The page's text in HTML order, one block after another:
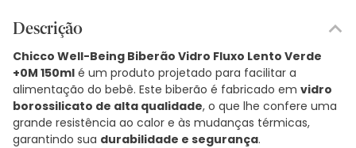
Descrição
Chicco Well-Being Biberão Vidro Fluxo Lento Verde
+0M 150ml é um produto projetado para facilitar a
alimentação do bebê. Este biberão é fabricado em vidro
borossilicato de alta qualidade, o que lhe confere uma
grande resistência ao calor e às mudanças térmicas,
garantindo sua durabilidade e segurança.